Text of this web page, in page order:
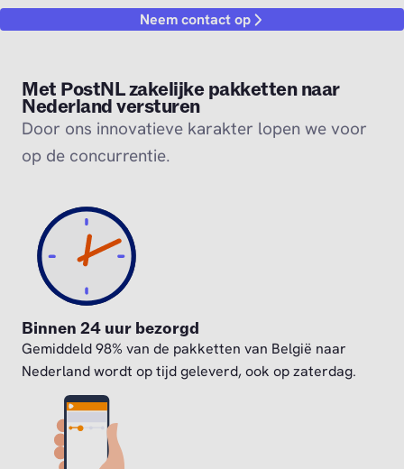
Neem contact op
Met PostNL zakelijke pakketten naar
Nederland versturen
Door ons innovatieve karakter lopen we voor
op de concurrentie.
Binnen 24 uur bezorgd
Gemiddeld 98% van de pakketten van België naar
Nederland wordt op tijd geleverd, ook op zaterdag.